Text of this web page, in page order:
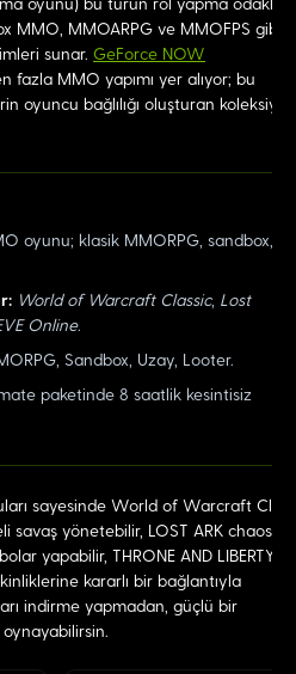
oyunu) bu türün rol yapma odaklı
MMO, MMOARPG ve MMOFPS gibi
sunar. GeForce NOW
fazla MMO yapımı yer alıyor; bu
oyuncu bağlılığı oluşturan
oyunu; klasik MMORPG, sandbox,
World of Warcraft Classic, Lost
Online.
Sandbox, Uzay, Looter.
paketinde 8 saatlik kesintisiz
sayesinde World of Warcraft
savaş yönetebilir, LOST ARK chaos
yapabilir, THRONE AND LIBERTY
kararlı bir bağlantıyla
indirme yapmadan, güçlü bir